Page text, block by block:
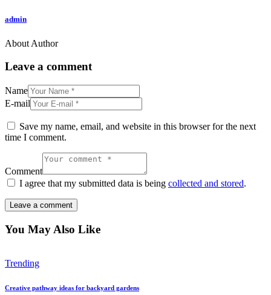
admin
About Author
1
x
new
Leave a comment
Name
E-mail
Save my name, email, and website in this browser for the next
time I comment.
Comment
I agree that my submitted data is being collected and stored.
You May Also Like
Trending
Creative pathway ideas for backyard gardens